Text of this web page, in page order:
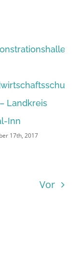
Landkreis
Inn
17th, 2017
Vor